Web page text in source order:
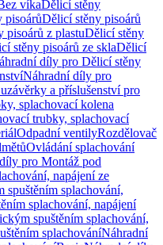
víkaDělicí stěny
pisoárůDělicí stěny pisoárů
z plastuDělicí stěny
stěny pisoárů ze sklaDělicí
díly pro Dělicí stěny
Náhradní díly pro
a příslušenství pro
splachovací kolena
trubky, splachovací
Odpadní ventilyRozdělovač
Ovládání splachování
pro Montáž pod
napájení ze
splachování,
splachování, napájení
spuštěním splachování,
splachováníNáhradní